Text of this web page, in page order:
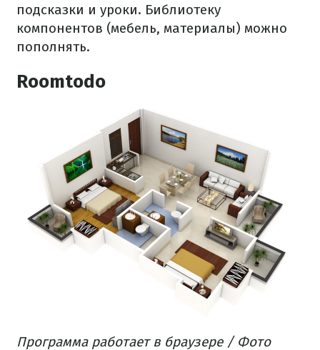
подсказки и уроки. Библиотеку
компонентов (мебель, материалы) можно
пополнять.
Roomtodo
Программа работает в браузере / Фото